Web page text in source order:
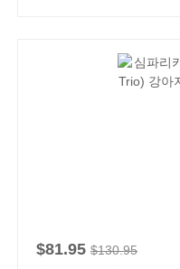
$81.95 $130.95